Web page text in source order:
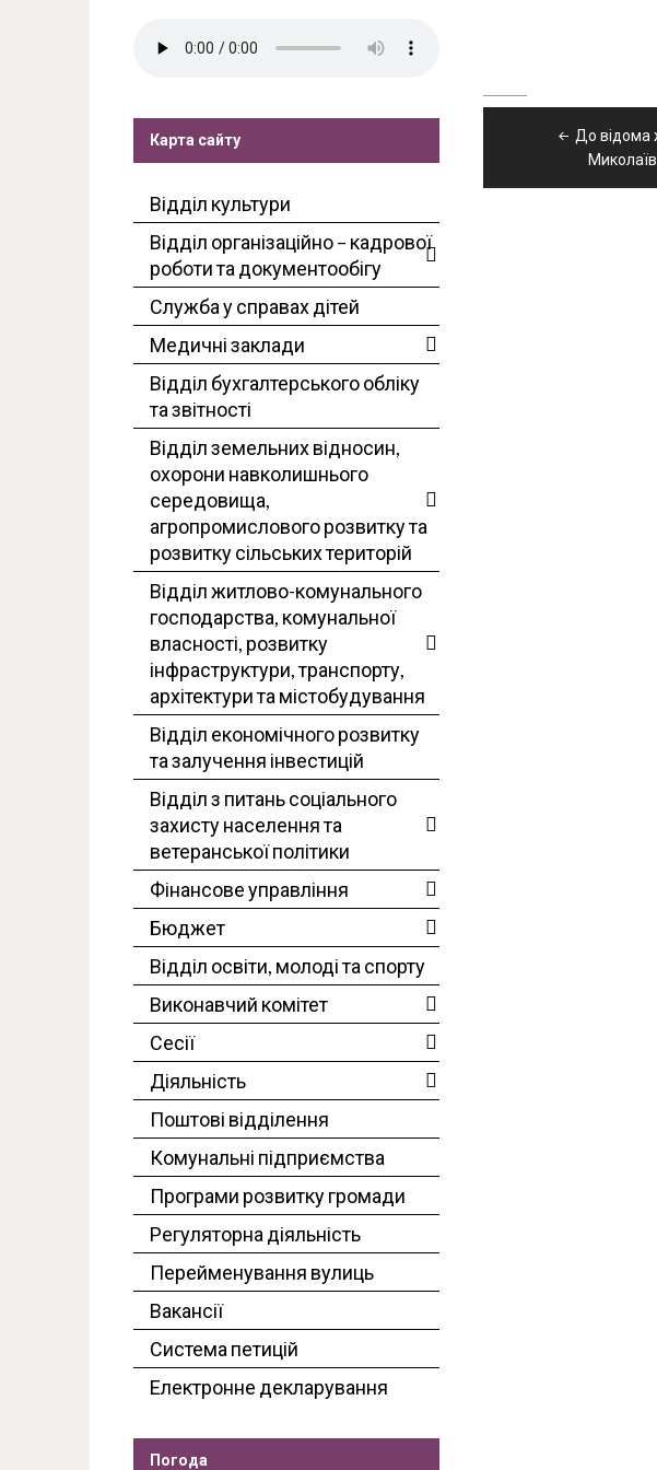
записів
До відома
Карта сайту
Відділ культури
Відділ організаційно – кадрової
роботи та документообігу
Служба у справах дітей
Медичні заклади
Відділ бухгалтерського обліку
та звітності
Відділ земельних відносин,
охорони навколишнього
середовища,
агропромислового розвитку та
розвитку сільських територій
Відділ житлово-комунального
господарства, комунальної
власності, розвитку
інфраструктури, транспорту,
архітектури та містобудування
Відділ економічного розвитку
та залучення інвестицій
Відділ з питань соціального
захисту населення та
ветеранської політики
Фінансове управління
Бюджет
Відділ освіти, молоді та спорту
Виконавчий комітет
Сесії
Діяльність
Поштові відділення
Комунальні підприємства
Програми розвитку громади
Регуляторна діяльність
Перейменування вулиць
Вакансії
Система петицій
Електронне декларування
Погода